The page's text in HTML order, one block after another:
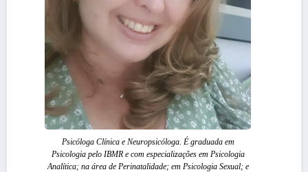
Psicóloga Clínica e Neuropsicóloga. É graduada em
Psicologia pelo IBMR e com especializações em Psicologia
Analítica; na área de Perinatalidade; em Psicologia Sexual; e